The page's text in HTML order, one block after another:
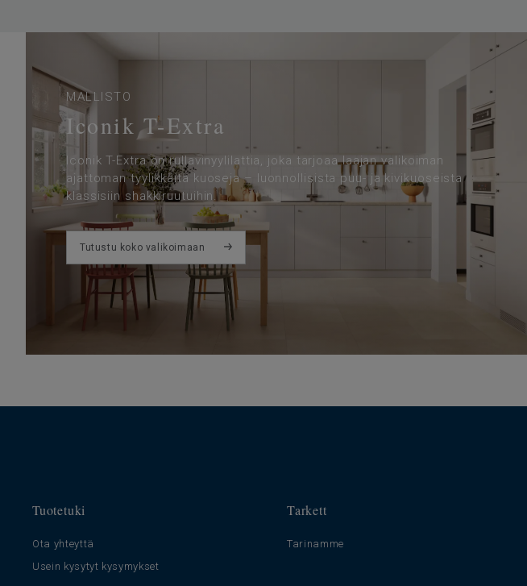
MALLISTO
Iconik T-Extra
Iconik T-Extra on rullavinyylilattia, joka tarjoaa laajan valikoiman
ajattoman tyylikkäitä kuoseja – luonnollisista puu- ja kivikuoseista
klassisiin shakkiruutuihin.
Tutustu koko valikoimaan
Tuotetuki
Ota yhteyttä
Usein kysytyt kysymykset
Tarkett
Tarinamme